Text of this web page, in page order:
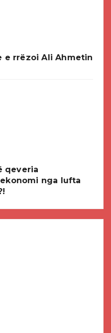
e rrëzoi Ali Ahmetin
qeveria
nga lufta